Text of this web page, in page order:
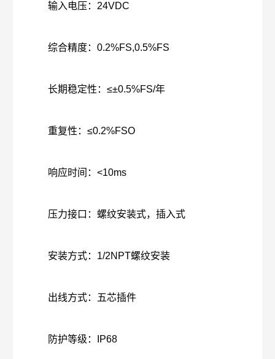
输入电压：24VDC
综合精度：0.2%FS,0.5%FS
长期稳定性：≤±0.5%FS/年
重复性：≤0.2%FSO
响应时间：<10ms
压力接口：螺纹安装式，插入式
安装方式：1/2NPT螺纹安装
出线方式：五芯插件
防护等级：IP68